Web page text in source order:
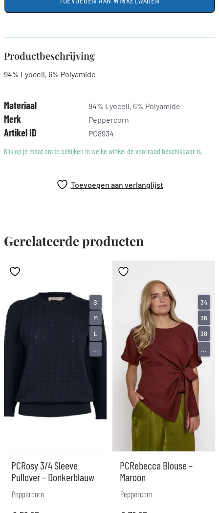
Productbeschrijving
94% Lyocell, 6% Polyamide
Materiaal 94% Lyocell, 6% Polyamide
Merk Peppercorn
Artikel ID
PC8934
Klik op je maat om te bekijken in welke winkel de voorraad beschikbaar is.
Toevoegen aan verlanglijst
Gerelateerde producten
PCRosy 3/4 Sleeve
Pullover – Donkerblauw
Peppercorn
S
M
L
...
PCRebecca Blouse –
Maroon
Peppercorn
34
36
38
...